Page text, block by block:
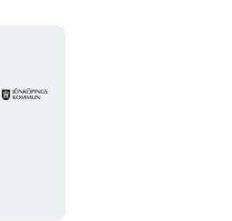
Organisationens